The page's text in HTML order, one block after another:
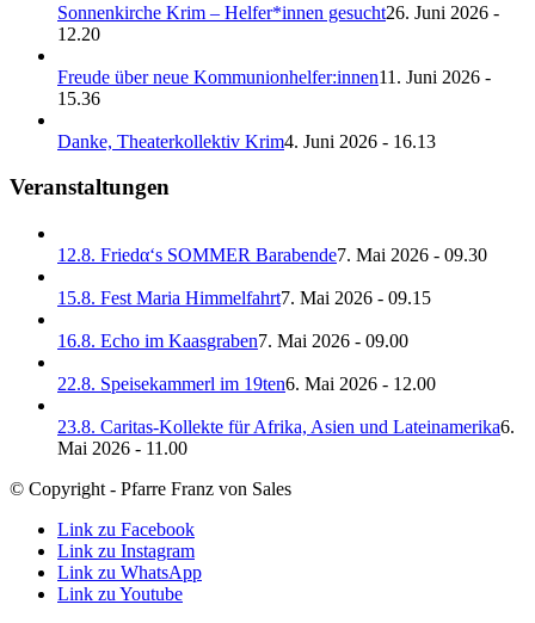
Sonnenkirche Krim – Helfer*innen gesucht26. Juni 2026 -
12.20
Freude über neue Kommunionhelfer:innen11. Juni 2026 -
15.36
Danke, Theaterkollektiv Krim4. Juni 2026 - 16.13
Veranstaltungen
12.8. Friedα‘s SOMMER Barabende7. Mai 2026 - 09.30
15.8. Fest Maria Himmelfahrt7. Mai 2026 - 09.15
16.8. Echo im Kaasgraben7. Mai 2026 - 09.00
22.8. Speisekammerl im 19ten6. Mai 2026 - 12.00
23.8. Caritas-Kollekte für Afrika, Asien und Lateinamerika6.
Mai 2026 - 11.00
© Copyright - Pfarre Franz von Sales
Link zu Facebook
Link zu Instagram
Link zu WhatsApp
Link zu Youtube